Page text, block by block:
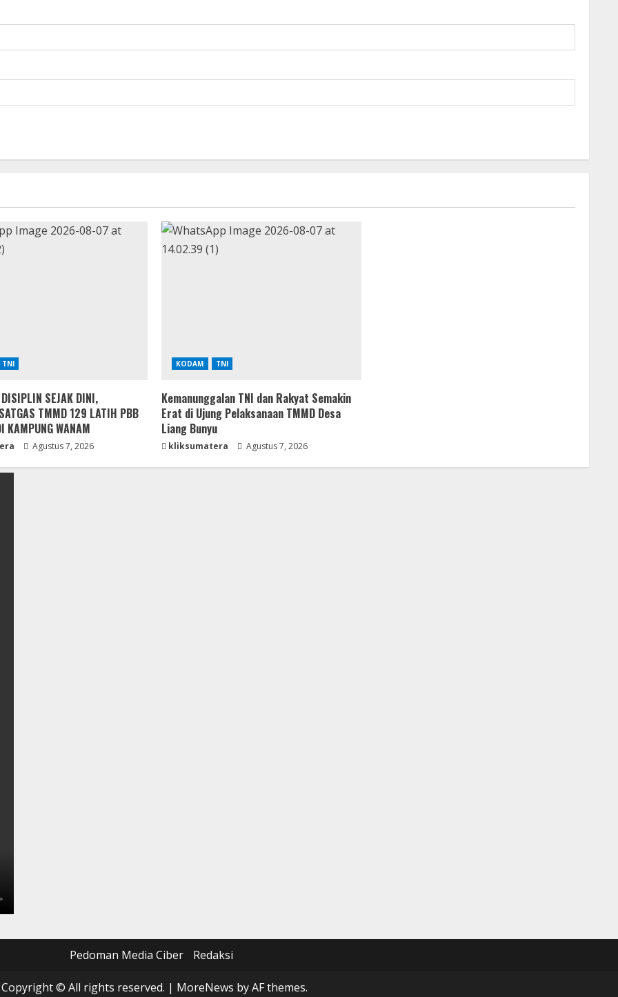
TNI
SEJAK DINI,
TMMD 129 LATIH PBB
KAMPUNG WANAM
Agustus 7, 2026
KODAM TNI
Kemanunggalan TNI dan Rakyat Semakin
Erat di Ujung Pelaksanaan TMMD Desa
Liang Bunyu
kliksumatera Agustus 7, 2026
Pedoman Media Ciber Redaksi
Copyright © All rights reserved. | MoreNews by AF themes.